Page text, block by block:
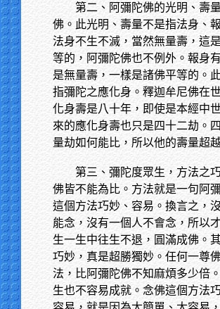
第二、阿彌陀佛的光明、壽
佛。此光明、壽量不是指法身、
法身不生不滅，當然無量壽，這
等的，阿彌陀佛也不例外。報身
是無量壽，一樣是諸佛平等的。
指彌陀之應化身。釋迦牟尼佛在
化身壽是八十年，即使是本經中
來的應化身壽也只是四十二劫。
量劫如何能比，所以他的壽量超
第三、彌陀度眾生，方法之
佛皆不能為比。方法就是一句阿
這個方法巧妙、容易。換言之，
能念，沒有一個人不會念，所以
生一生中往生不退，圓滿成佛。
巧妙，真是超勝獨妙。任何一尊
法，比阿彌陀佛不知麻煩多少倍
生也不容易成就。念佛這個方法